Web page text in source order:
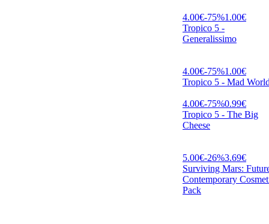
4.00€-75%1.00€
Tropico 5 -
Generalissimo
4.00€-75%1.00€
Tropico 5 - Mad
4.00€-75%0.99€
Tropico 5 - The Big
Cheese
5.00€-26%3.69€
Surviving Mars:
Contemporary
Pack